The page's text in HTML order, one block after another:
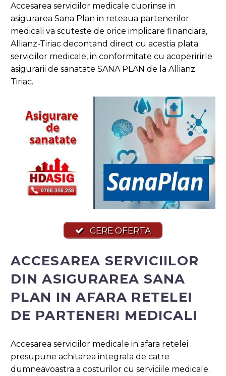
Accesarea serviciilor medicale cuprinse in
asigurarea Sana Plan in reteaua partenerilor
medicali va scuteste de orice implicare financiara,
Allianz-Tiriac decontand direct cu acestia plata
serviciilor medicale, in conformitate cu acoperirirle
asigurarii de sanatate SANA PLAN de la Allianz
Tiriac.
CERE OFERTA
ACCESAREA SERVICIILOR
DIN ASIGURAREA SANA
PLAN IN AFARA RETELEI
DE PARTENERI MEDICALI
Accesarea serviciilor medicale in afara retelei
presupune achitarea integrala de catre
dumneavoastra a costurilor cu serviciile medicale.